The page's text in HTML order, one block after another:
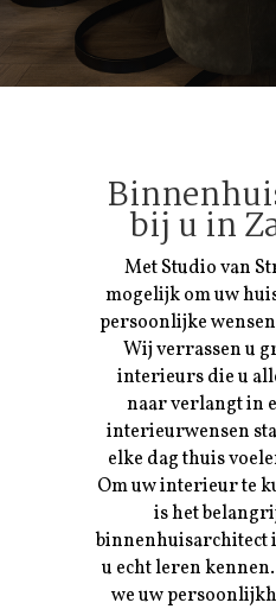
bij u in
Met Studio van
mogelijk om uw
persoonlijke
Wij verrassen u
interieurs die u
naar verlangt in
interieurwensen
elke dag thuis
Om uw interieur te
is het
binnenhuisarchitect
u echt leren
we uw